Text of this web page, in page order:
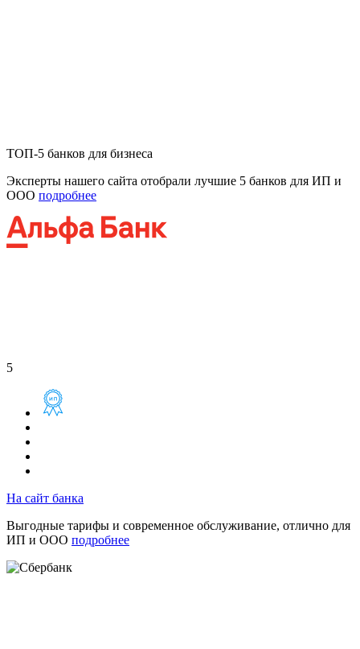
ТОП-5 банков для бизнеса
Эксперты нашего сайта отобрали лучшие 5 банков для ИП и
ООО подробнее
5
На сайт банка
Выгодные тарифы и современное обслуживание, отлично для
ИП и ООО подробнее